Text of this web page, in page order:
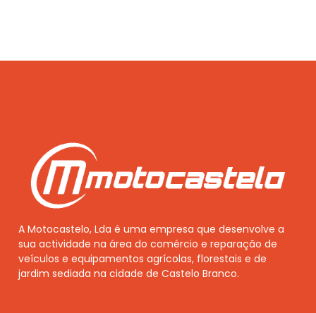
A Motocastelo, Lda é uma empresa que desenvolve a
sua actividade na área do comércio e reparação de
veículos e equipamentos agrícolas, florestais e de
jardim sediada na cidade de Castelo Branco.